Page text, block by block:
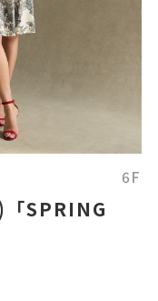
6F
SPRING